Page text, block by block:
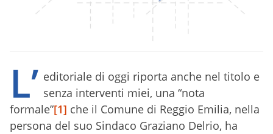
L’ editoriale di oggi riporta anche nel titolo e
senza interventi miei, una “nota
formale”[1] che il Comune di Reggio Emilia, nella
persona del suo Sindaco Graziano Delrio, ha